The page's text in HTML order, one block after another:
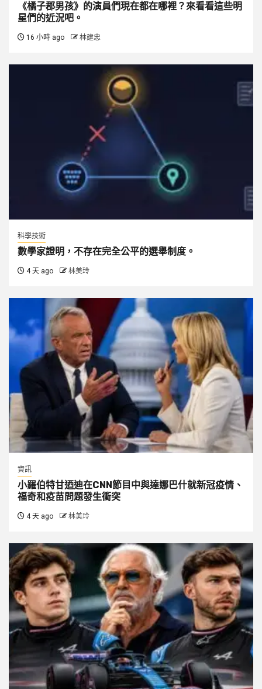
《橘子郡男孩》的演員們現在都在哪裡？來看看這些明
星們的近況吧。
16 小時 ago 林建忠
科學技術
數學家證明，不存在完全公平的選舉制度。
4 天 ago 林美玲
資訊
小羅伯特甘迺迪在CNN節目中與達娜巴什就新冠疫情、
福奇和疫苗問題發生衝突
4 天 ago 林美玲